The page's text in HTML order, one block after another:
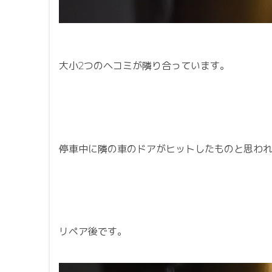
大小2つのヘコミが隣り合っています。
停車中に隣の車のドアがヒットしたものと思わ
リペア後です。